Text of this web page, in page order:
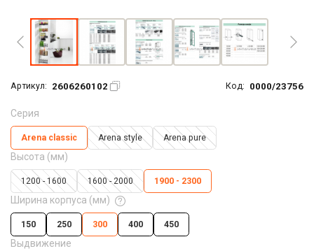
Артикул: 2606260102 Код: 0000/23756
Серия
Arena classic Arena style Arena pure
Высота (мм)
1200 - 1600 1600 - 2000 1900 - 2300
Ширина корпуса (мм)
150 250 300 400 450
Выдвижение